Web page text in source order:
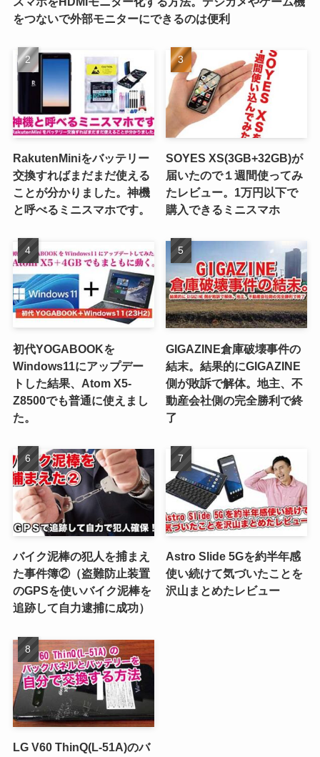
をつないで外部モニターにできるのは便利
RakutenMiniをバッテリー
交換すればまだまだ使える
ことが分かりました。神機
と呼べるミニスマホです。
SOYES XS(3GB+32GB)が
届いたので１週間使ってみ
たレビュー。1万円以下で
購入できるミニスマホ
初代YOGABOOKを
Windows11にアップデー
トした結果、Atom X5-
Z8500でも普通に使えまし
た。
GIGAZINE倉庫破壊事件の
結末。結果的にGIGAZINE
側が敗訴で解体。地主、不
動産会社側の完全勝利で終
了
バイク泥棒の犯人を捕まえ
た事件簿②（盗難防止装置
のGPSを使いバイク泥棒を
追跡して自力逮捕に成功）
Astro Slide 5Gを約半年感
使い続けて気づいたことを
沢山まとめたレビュー
LG V60 ThinQ(L-51A)のバ